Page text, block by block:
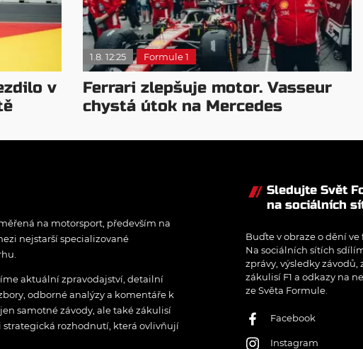
v
1.8. 12:25 Formule 1
Ferrari zlepšuje motor. Vasseur
chystá útok na Mercedes
na motorsport, především na
nejstarší specializované
aktuální zpravodajství, detailní
odborné analýzy a komentáře k
samotné závody, ale také zákulisí
rozhodnutí, která ovlivňují
Sledujte Svět
na sociálních
Buďte v obraze o dění ve
Na sociálních sítích
zprávy, výsledky závodů,
zákulisí F1 a odkazy na
ze Světa Formule.
Facebook
Instagram